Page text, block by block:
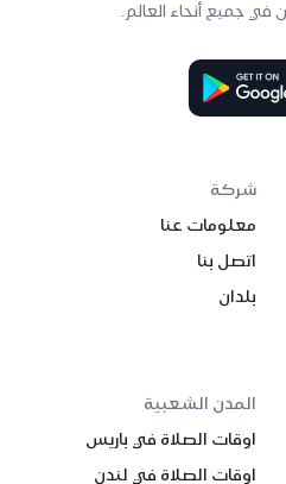
في جميع أنحاء العالم.
شركة
معلومات عنا
اتصل بنا
بلدان
المدن الشعبية
اوقات الصلاة في باريس
اوقات الصلاة في لندن